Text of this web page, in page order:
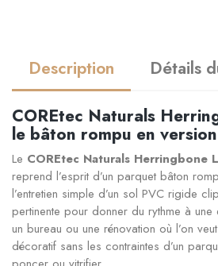
Description Détails
COREtec Naturals
le bâton rompu en
Le COREtec Naturals Herringbone
reprend l’esprit d’un parquet bâton
l’entretien simple d’un sol PVC rigide
pertinente pour donner du rythme à
un bureau ou une rénovation où l’on
décoratif sans les contraintes d’un